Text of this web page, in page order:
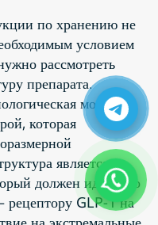
по хранению не
условием
рассмотреть
препарата.
молекула
которая
является
должен идеально
рецептору GLP-1 на